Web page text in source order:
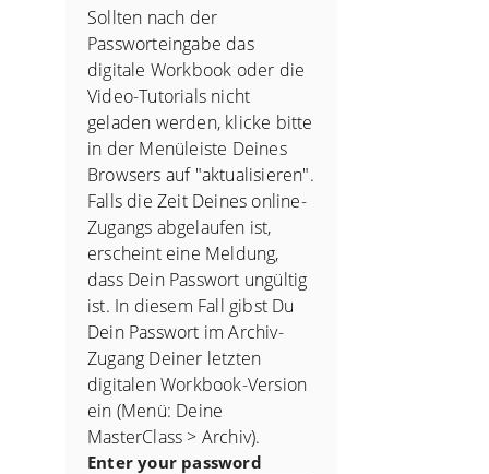
Sollten nach der
Passworteingabe das
digitale Workbook oder die
Video-Tutorials nicht
geladen werden, klicke bitte
in der Menüleiste Deines
Browsers auf "aktualisieren".
Falls die Zeit Deines online-
Zugangs abgelaufen ist,
erscheint eine Meldung,
dass Dein Passwort ungültig
ist. In diesem Fall gibst Du
Dein Passwort im Archiv-
Zugang Deiner letzten
digitalen Workbook-Version
ein (Menü: Deine
MasterClass > Archiv).
Enter your password